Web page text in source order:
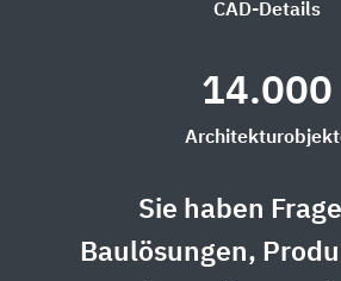
CAD-Details
14.000
Sie haben
Baulösungen,